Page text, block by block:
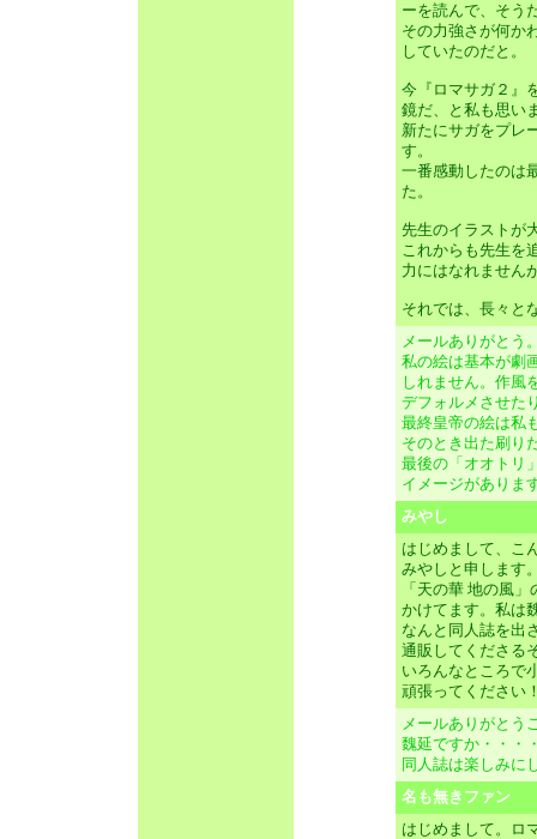
ーを読んで、そう
その力強さが何か
していたのだと。
今『ロマサガ２』
鏡だ、と私も思い
新たにサガをプレ
す。
一番感動したのは
た。
先生のイラストが
これからも先生を
力にはなれません
それでは、長々と
メールありがとう
私の絵は基本が劇
しれません。作風
デフォルメさせた
最終皇帝の絵は私
そのとき出た刷り
最後の「オオトリ
イメージがありま
みやし
はじめまして、こ
みやしと申します
「天の華 地の風
かけてます。私は
なんと同人誌を出
通販してくださる
いろんなところで
頑張ってください
メールありがとう
魏延ですか・・・
同人誌は楽しみに
名も無きファン
はじめまして。ロ